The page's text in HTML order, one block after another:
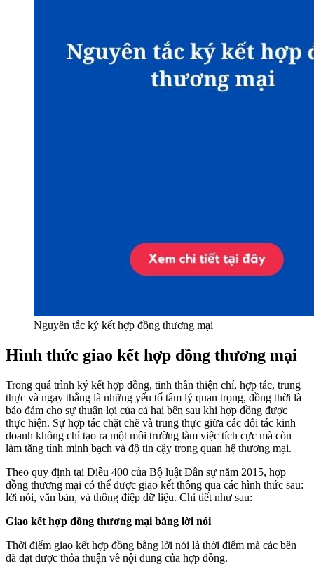
Nguyên tắc ký kết hợp đồng thương mại
Hình thức giao kết hợp đồng thương mại
Trong quá trình ký kết hợp đồng, tinh thần thiện chí, hợp tác, trung
thực và ngay thẳng là những yếu tố tâm lý quan trọng, đồng thời là
bảo đảm cho sự thuận lợi của cả hai bên sau khi hợp đồng được
thực hiện. Sự hợp tác chặt chẽ và trung thực giữa các đối tác kinh
doanh không chỉ tạo ra một môi trường làm việc tích cực mà còn
làm tăng tính minh bạch và độ tin cậy trong quan hệ thương mại.
Theo quy định tại Điều 400 của Bộ luật Dân sự năm 2015, hợp
đồng thương mại có thể được giao kết thông qua các hình thức sau:
lời nói, văn bản, và thông điệp dữ liệu. Chi tiết như sau:
Giao kết hợp đồng thương mại bằng lời nói
Thời điểm giao kết hợp đồng bằng lời nói là thời điểm mà các bên
đã đạt được thỏa thuận về nội dung của hợp đồng.